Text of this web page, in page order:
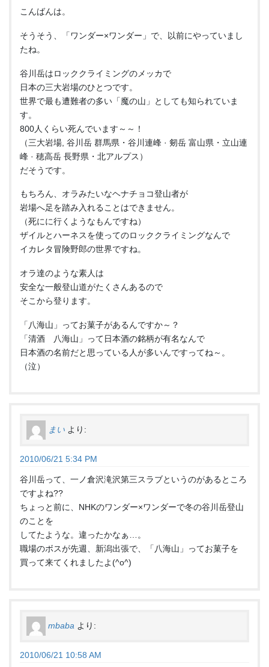
こんばんは。
そうそう、「ワンダー×ワンダー」で、以前にやっていまし
たね。
谷川岳はロッククライミングのメッカで
日本の三大岩場のひとつです。
世界で最も遭難者の多い「魔の山」としても知られていま
す。
800人くらい死んでいます～～！
（三大岩場, 谷川岳 群馬県・谷川連峰 · 剱岳 富山県・立山連
峰 · 穂高岳 長野県・北アルプス）
だそうです。
もちろん、オラみたいなヘナチョコ登山者が
岩場へ足を踏み入れることはできません。
（死にに行くようなもんですね）
ザイルとハーネスを使ってのロッククライミングなんで
イカレタ冒険野郎の世界ですね。
オラ達のような素人は
安全な一般登山道がたくさんあるので
そこから登ります。
「八海山」ってお菓子があるんですか～？
「清酒 八海山」って日本酒の銘柄が有名なんで
日本酒の名前だと思っている人が多いんですってね～。
（泣）
まい より:
2010/06/21 5:34 PM
谷川岳って、一ノ倉沢滝沢第三スラブというのがあるところ
ですよね??
ちょっと前に、NHKのワンダー×ワンダーで冬の谷川岳登山
のことを
してたような。違ったかなぁ…。
職場のボスが先週、新潟出張で、「八海山」ってお菓子を
買って来てくれましたよ(^o^)
mbaba より:
2010/06/21 10:58 AM